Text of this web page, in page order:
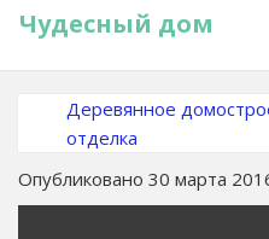
Чудесный дом
Деревянное
отделка
Опубликовано 30 марта